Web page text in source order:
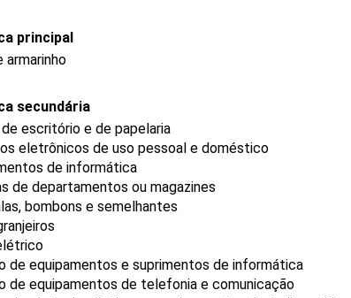
principal
secundária
escritório e de papelaria
eletrônicos de uso pessoal e doméstico
de informática
de departamentos ou magazines
bombons e semelhantes
de equipamentos e suprimentos de informática
de equipamentos de telefonia e comunicação